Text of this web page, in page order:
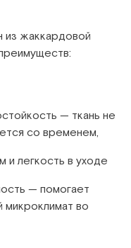
из жаккардовой
— ткань не
со временем,
и легкость в уходе
— помогает
во